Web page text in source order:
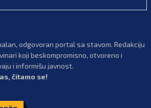
odgovoran portal sa stavom. Redakciju
koji beskompromisno, otvoreno i
i informišu javnost.
čitamo se!